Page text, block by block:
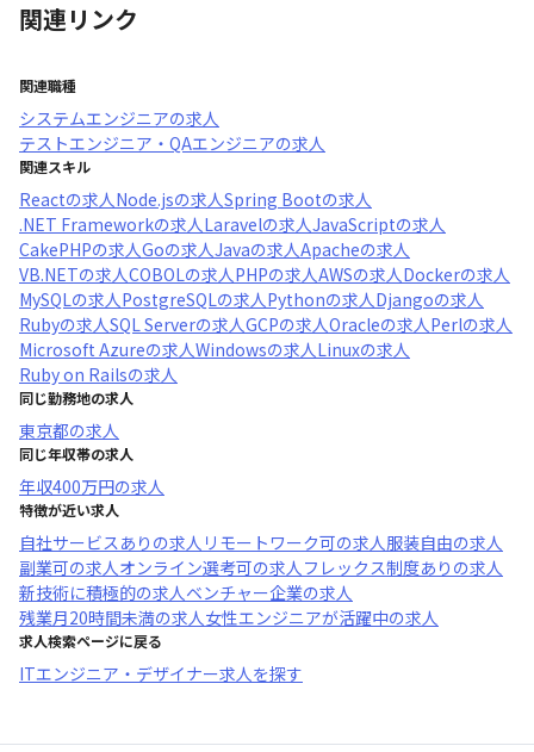
関連リンク
関連職種
システムエンジニアの求人
テストエンジニア・QAエンジニアの求人
関連スキル
Reactの求人Node.jsの求人Spring Bootの求人
.NET Frameworkの求人Laravelの求人JavaScriptの求人
CakePHPの求人Goの求人Javaの求人Apacheの求人
VB.NETの求人COBOLの求人PHPの求人AWSの求人Dockerの求人
MySQLの求人PostgreSQLの求人Pythonの求人Djangoの求人
Rubyの求人SQL Serverの求人GCPの求人Oracleの求人Perlの求人
Microsoft Azureの求人Windowsの求人Linuxの求人
Ruby on Railsの求人
同じ勤務地の求人
東京都の求人
同じ年収帯の求人
年収400万円の求人
特徴が近い求人
自社サービスあり の求人 リモートワーク可の求人服装自由の求人
副業可の求人オンライン選考可の求人フレックス制度あり の求人
新技術に積極的の求人ベンチャー企業の求人
残業月20時間未満の求人女性エンジニアが活躍中の求人
求人検索ページに戻る
ITエンジニア・デザイナー求人を探す